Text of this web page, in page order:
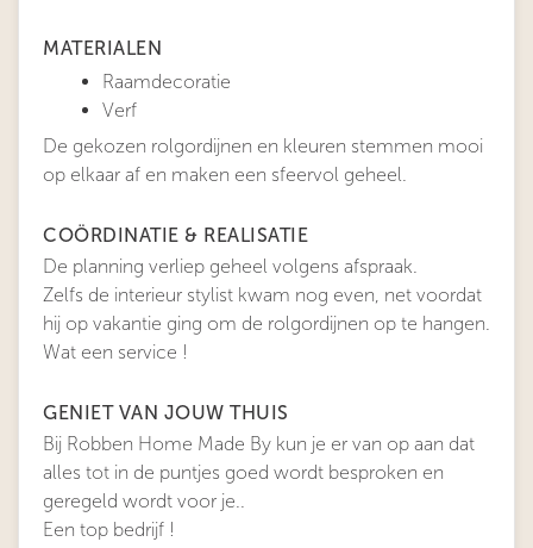
MATERIALEN
Raamdecoratie
Verf
De gekozen rolgordijnen en kleuren stemmen mooi
op elkaar af en maken een sfeervol geheel.
COÖRDINATIE & REALISATIE
De planning verliep geheel volgens afspraak.
Zelfs de interieur stylist kwam nog even, net voordat
hij op vakantie ging om de rolgordijnen op te hangen.
Wat een service !
GENIET VAN JOUW THUIS
Bij Robben Home Made By kun je er van op aan dat
alles tot in de puntjes goed wordt besproken en
geregeld wordt voor je..
Een top bedrijf !